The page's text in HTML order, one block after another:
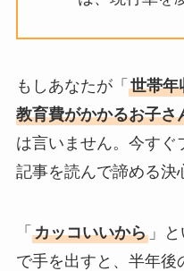
もしあなたが「 世帯年
教育費がかかるお子さ
は言いません。今すぐ
記事を読んで諦める決
「 カッコいいから」と
で手を出すと、半年後